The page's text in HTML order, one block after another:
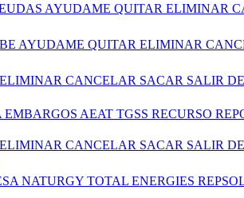
AYUDAME QUITAR ELIMINAR
AYUDAME QUITAR ELIMINAR
CANCELAR SACAR SALIR
AEAT TGSS RECURSO
CANCELAR SACAR SALIR
NATURGY TOTAL ENERGIES